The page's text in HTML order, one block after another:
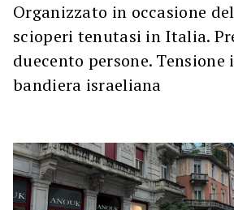
Organizzato in occasione
scioperi tenutasi in Italia.
duecento persone.
bandiera israeliana